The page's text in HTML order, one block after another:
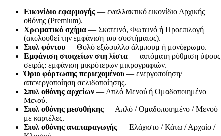
Εικονίδιο εφαρμογής — εναλλακτικό εικονίδιο Αρχικής
οθόνης (Premium).
Χρωματικό σχήμα — Σκοτεινό, Φωτεινό ή Προεπιλογή
(ακολουθεί την εμφάνιση του συστήματος).
Στυλ φόντου — Θολό εξώφυλλο άλμπουμ ή μονόχρωμο.
Εμφάνιση στοιχείων στη λίστα — αυτόματη ρύθμιση ύψους
σειράς; εμφάνιση μικρότερων μικρογραφιών.
Όριο φόρτωσης περιεχομένου — ενεργοποίηση/
απενεργοποίηση σελιδοποίησης.
Στυλ οθόνης αρχείων — Απλό Μενού ή Ομαδοποιημένο
Μενού.
Στυλ οθόνης μεσοθήκης — Απλό / Ομαδοποιημένο / Μενού
με καρτέλες.
Στυλ οθόνης αναπαραγωγής — Ελάχιστο / Κάτω / Αρχαίο /